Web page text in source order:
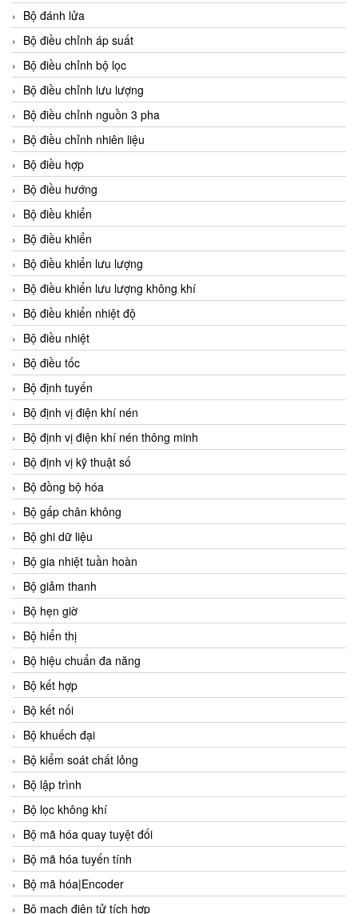
Bộ đánh lửa
Bộ điều chỉnh áp suất
Bộ điều chỉnh bộ lọc
Bộ điều chỉnh lưu lượng
Bộ điều chỉnh nguồn 3 pha
Bộ điều chỉnh nhiên liệu
Bộ điều hợp
Bộ điều hướng
Bộ điều khiển
Bộ điều khiển
Bộ điều khiển lưu lượng
Bộ điều khiển lưu lượng không khí
Bộ điều khiển nhiệt độ
Bộ điều nhiệt
Bộ điều tốc
Bộ định tuyến
Bộ định vị điện khí nén
Bộ định vị điện khí nén thông minh
Bộ định vị kỹ thuật số
Bộ đồng bộ hóa
Bộ gấp chân không
Bộ ghi dữ liệu
Bộ gia nhiệt tuần hoàn
Bộ giảm thanh
Bộ hẹn giờ
Bộ hiển thị
Bộ hiệu chuẩn đa năng
Bộ kết hợp
Bộ kết nối
Bộ khuếch đại
Bộ kiểm soát chất lỏng
Bộ lập trình
Bộ lọc không khí
Bộ mã hóa quay tuyệt đối
Bộ mã hóa tuyến tính
Bộ mã hóa|Encoder
Bộ mạch điện tử tích hợp